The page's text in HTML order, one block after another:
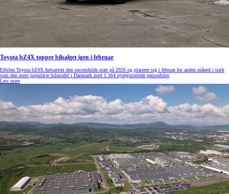
Toyota bZ4X topper bilsalget igen i februar
Elbilen Toyota bZ4X fortsætter den succesfulde start på 2026 og placerer sig i februar for anden måned i træk
som den mest populære bilmodel i Danmark med 1.364 nyregistrerede personbiler
Læs mere